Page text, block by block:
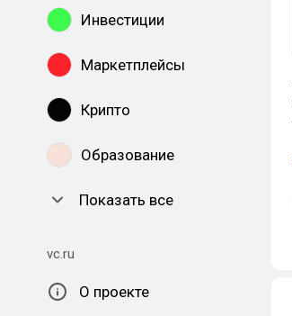
Инвестиции
Маркетплейсы
Крипто
Образование
Показать все
vc.ru
О проекте